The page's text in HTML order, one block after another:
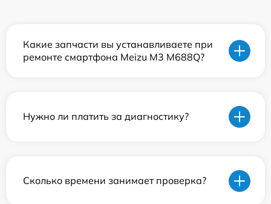
Какие запчасти вы устанавливаете при
ремонте смартфона Meizu M3 M688Q?
Нужно ли платить за диагностику?
Сколько времени занимает проверка?